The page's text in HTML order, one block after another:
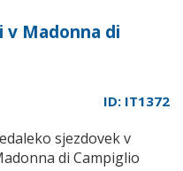
v Madonna di
ID: IT1372
sjezdovek v
di Campiglio